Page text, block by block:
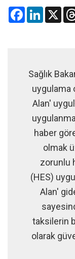
FacebookLinkedIn
X
Sağlık
uygulama
Alan'
haber
olmak
zorunlu
(HES)
Alan'
taksilerin
olarak